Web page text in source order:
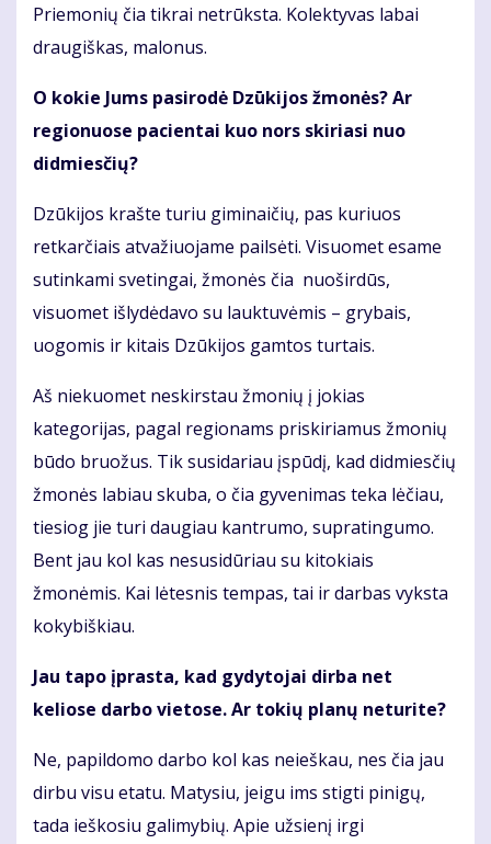
Priemonių čia tikrai netrūksta. Kolektyvas labai
draugiškas, malonus.
O kokie Jums pasirodė Dzūkijos žmonės? Ar
regionuose pacientai kuo nors skiriasi nuo
didmiesčių?
Dzūkijos krašte turiu giminaičių, pas kuriuos
retkarčiais atvažiuojame pailsėti. Visuomet esame
sutinkami svetingai, žmonės čia nuoširdūs,
visuomet išlydėdavo su lauktuvėmis – grybais,
uogomis ir kitais Dzūkijos gamtos turtais.
Aš niekuomet neskirstau žmonių į jokias
kategorijas, pagal regionams priskiriamus žmonių
būdo bruožus. Tik susidariau įspūdį, kad didmiesčių
žmonės labiau skuba, o čia gyvenimas teka lėčiau,
tiesiog jie turi daugiau kantrumo, supratingumo.
Bent jau kol kas nesusidūriau su kitokiais
žmonėmis. Kai lėtesnis tempas, tai ir darbas vyksta
kokybiškiau.
Jau tapo įprasta, kad gydytojai dirba net
keliose darbo vietose. Ar tokių planų neturite?
Ne, papildomo darbo kol kas neieškau, nes čia jau
dirbu visu etatu. Matysiu, jeigu ims stigti pinigų,
tada ieškosiu galimybių. Apie užsienį irgi